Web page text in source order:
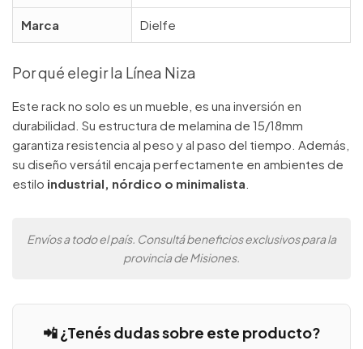
Marca Dielfe
Por qué elegir la Línea Niza
Este rack no solo es un mueble, es una inversión en
durabilidad. Su estructura de melamina de 15/18mm
garantiza resistencia al peso y al paso del tiempo. Además,
su diseño versátil encaja perfectamente en ambientes de
estilo industrial, nórdico o minimalista
Envíos a todo el país. Consultá beneficios exclusivos para la
provincia de Misiones.
📲 ¿Tenés dudas sobre este producto?